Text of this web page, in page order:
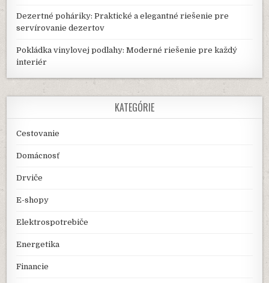
Dezertné poháriky: Praktické a elegantné riešenie pre
servírovanie dezertov
Pokládka vinylovej podlahy: Moderné riešenie pre každý
interiér
KATEGÓRIE
Cestovanie
Domácnosť
Drviče
E-shopy
Elektrospotrebiče
Energetika
Financie